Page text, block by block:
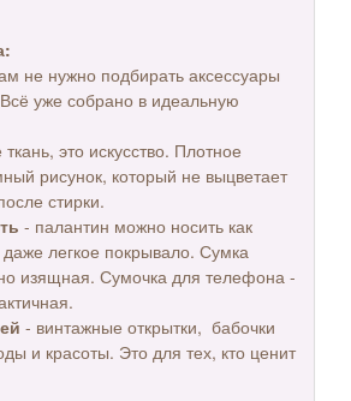
не нужно подбирать аксессуары
уже собрано в идеальную
ткань, это искусство. Плотное
рисунок, который не выцветает
стирки.
- палантин можно носить как
легкое покрывало. Сумка
изящная. Сумочка для телефона -
- винтажные открытки, бабочки
и красоты. Это для тех, кто ценит